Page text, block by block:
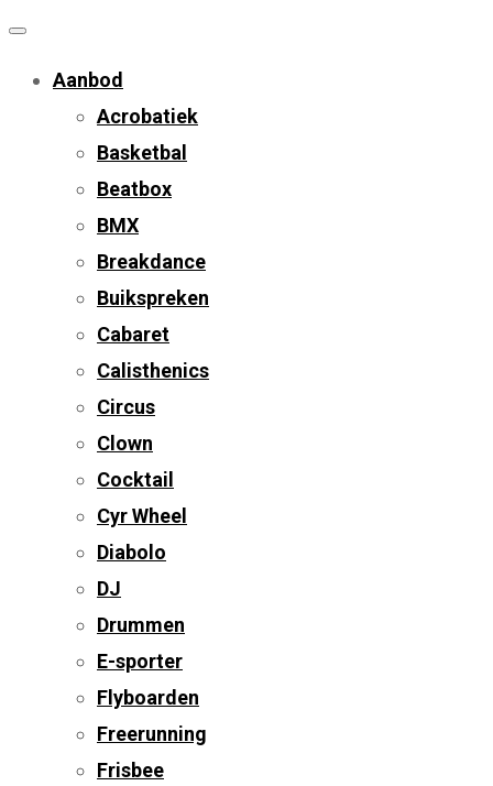
Aanbod
Acrobatiek
Basketbal
Beatbox
BMX
Breakdance
Buikspreken
Cabaret
Calisthenics
Circus
Clown
Cocktail
Cyr Wheel
Diabolo
DJ
Drummen
E-sporter
Flyboarden
Freerunning
Frisbee